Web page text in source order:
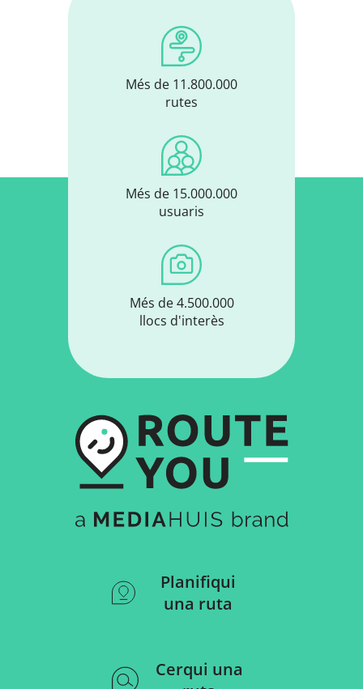
Més de 11.800.000
rutes
Més de 15.000.000
usuaris
Més de 4.500.000
llocs d'interès
Planifiqui
una ruta
Cerqui una